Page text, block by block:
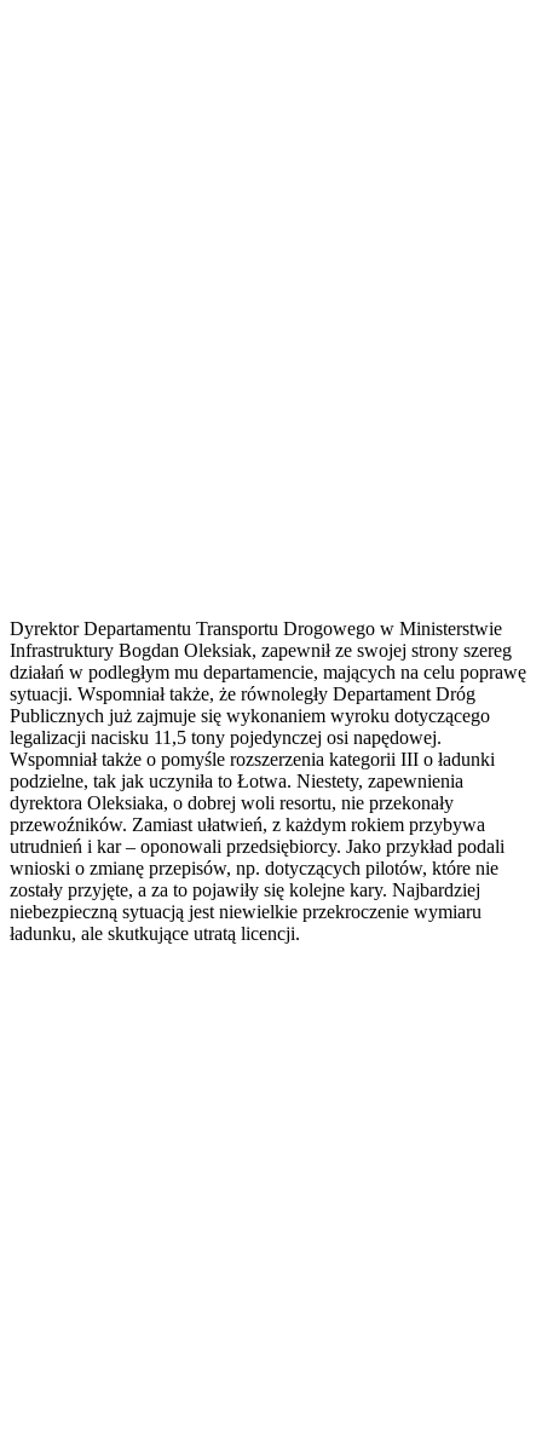
Dyrektor Departamentu Transportu Drogowego w Ministerstwie
Infrastruktury Bogdan Oleksiak, zapewnił ze swojej strony szereg
działań w podległym mu departamencie, mających na celu poprawę
sytuacji. Wspomniał także, że równoległy Departament Dróg
Publicznych już zajmuje się wykonaniem wyroku dotyczącego
legalizacji nacisku 11,5 tony pojedynczej osi napędowej.
Wspomniał także o pomyśle rozszerzenia kategorii III o ładunki
podzielne, tak jak uczyniła to Łotwa. Niestety, zapewnienia
dyrektora Oleksiaka, o dobrej woli resortu, nie przekonały
przewoźników. Zamiast ułatwień, z każdym rokiem przybywa
utrudnień i kar – oponowali przedsiębiorcy. Jako przykład podali
wnioski o zmianę przepisów, np. dotyczących pilotów, które nie
zostały przyjęte, a za to pojawiły się kolejne kary. Najbardziej
niebezpieczną sytuacją jest niewielkie przekroczenie wymiaru
ładunku, ale skutkujące utratą licencji.